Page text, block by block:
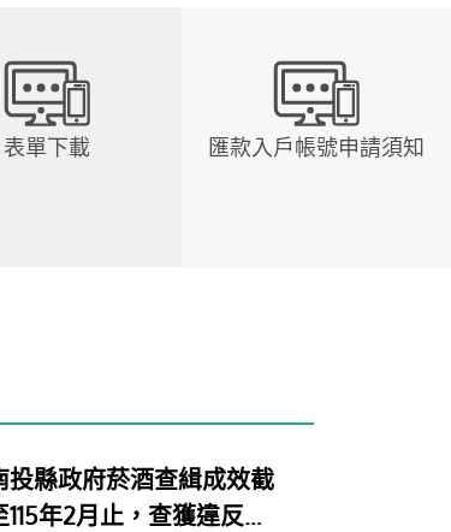
表單下載 匯款入戶帳號申請須知
投縣政府菸酒查緝成效截
115年2月止，查獲違反菸